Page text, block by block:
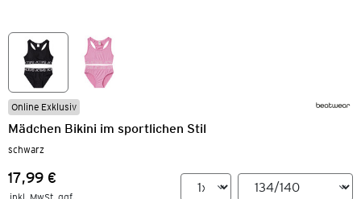
Online Exklusiv
Mädchen Bikini im sportlichen Stil
schwarz
Preis:
17,99 €
inkl. MwSt. ggf.